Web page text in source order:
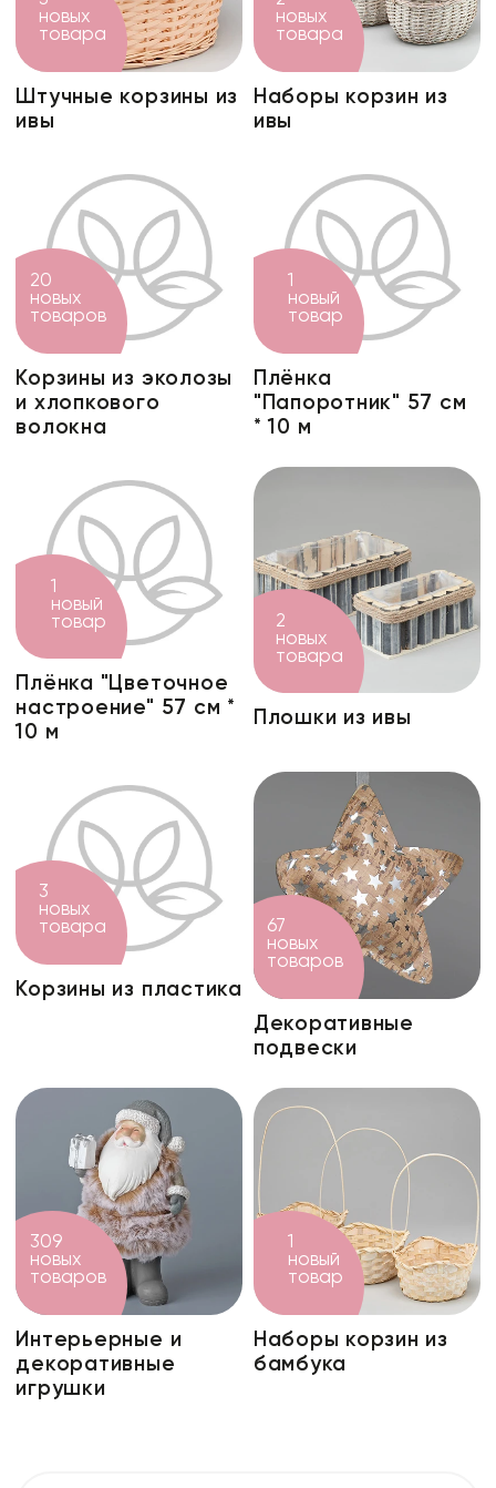
новых
товара
Штучные корзины из
ивы
новых
товара
Наборы корзин из
ивы
20
новых
товаров
Корзины из эколозы
и хлопкового
волокна
1
новый
товар
Плёнка
"Папоротник" 57 см
* 10 м
1
новый
товар
Плёнка "Цветочное
настроение" 57 см *
10 м
2
новых
товара
Плошки из ивы
3
новых
товара
Корзины из пластика
67
новых
товаров
Декоративные
подвески
309
новых
товаров
Интерьерные и
декоративные
игрушки
1
новый
товар
Наборы корзин из
бамбука